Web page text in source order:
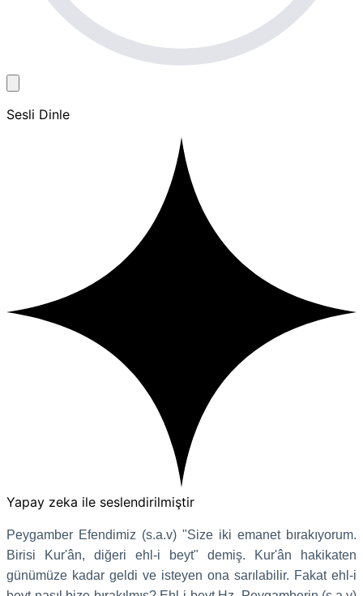
Sesli Dinle
Yapay zeka ile seslendirilmiştir
Peygamber Efendimiz (s.a.v) "Size iki emanet bırakıyorum.
Birisi Kur'ân, diğeri ehl-i beyt" demiş. Kur'ân hakikaten
günümüze kadar geldi ve isteyen ona sarılabilir. Fakat ehl-i